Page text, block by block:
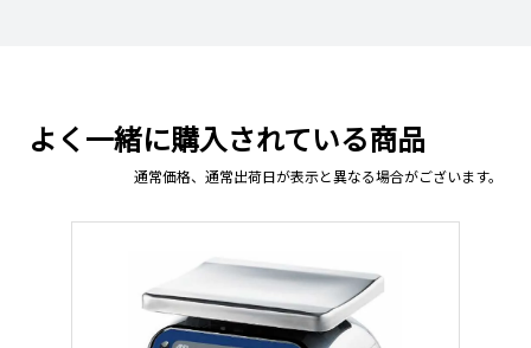
よく一緒に購入されている商品
通常価格、通常出荷日が表示と異なる場合がございます。